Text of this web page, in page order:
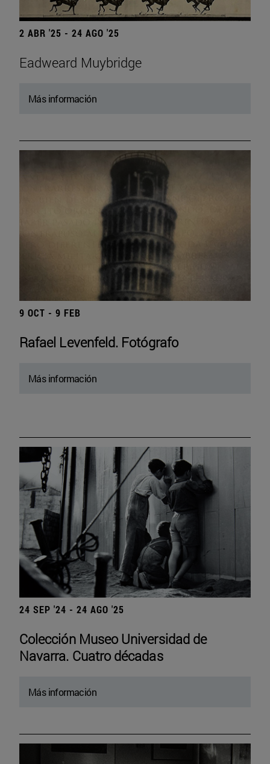
2 ABR '25 - 24 AGO '25
Eadweard Muybridge
Más información
9 OCT - 9 FEB
Rafael Levenfeld. Fotógrafo
Más información
24 SEP '24 - 24 AGO '25
Colección Museo Universidad de
Navarra. Cuatro décadas
Más información